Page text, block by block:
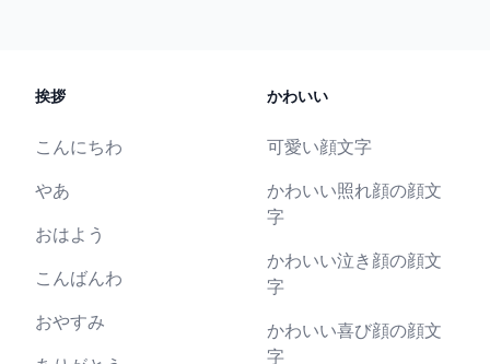
挨拶
こんにちわ
やあ
おはよう
こんばんわ
おやすみ
かわいい
可愛い顔文字
かわいい照れ顔の顔文
字
かわいい泣き顔の顔文
字
かわいい喜び顔の顔文
字